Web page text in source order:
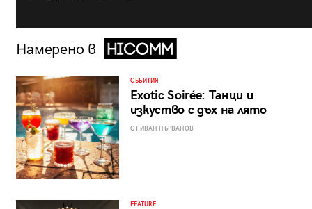
Намерено в
СЪБИТИЯ
Exotic Soirée: Танци и
изкуство с дъх на лято
ОТ ИВАН ПЪРВАНОВ
FEATURE